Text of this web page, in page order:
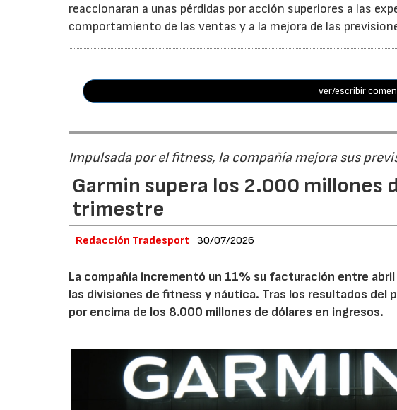
reaccionaran a unas pérdidas por acción superiores a las
comportamiento de las ventas y a la mejora de las
ver/escribir
Impulsada por el fitness, la compañía mejora sus
Garmin supera los 2.000 millones
trimestre
Redacción Tradesport 30/07/2026
La compañía incrementó un 11% su facturación entre
las divisiones de fitness y náutica. Tras los resultados del
por encima de los 8.000 millones de dólares en ingresos.